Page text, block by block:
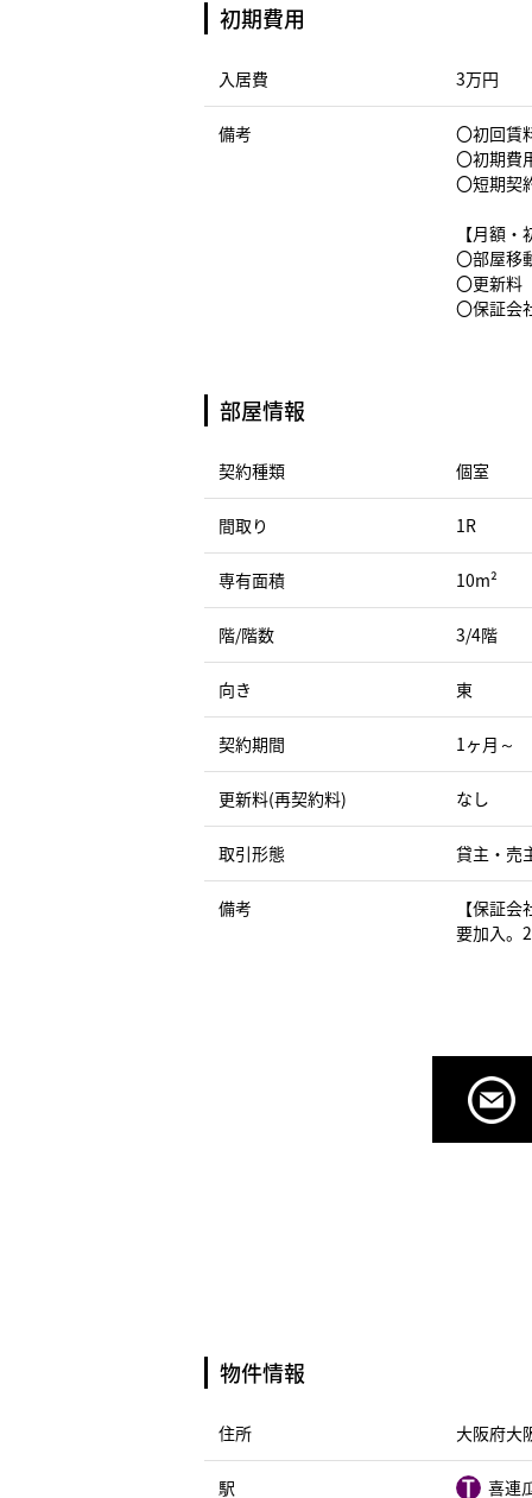
初期費用
入居費 3万円
備考
〇初回賃
〇初期費
〇短期契
【月額
〇部屋
〇更新料
〇保証会
部屋情報
契約種類 個室
間取り 1R
専有面積 10m²
階/階数 3/4階
向き 東
契約期間 1ヶ月～
更新料(再契約料) なし
取引形態 貸主・売
備考
【保証会
要加入
物件情報
住所 大阪府大
駅 喜連